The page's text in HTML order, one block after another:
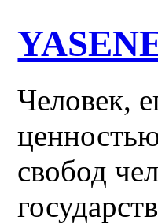
Человек,
свобод